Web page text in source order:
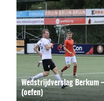
Wedstrijdverslag Berkum
(oefen)